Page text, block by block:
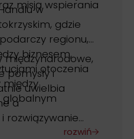
misją wspierania
w
gdzie
regionu,
biznesem,
otoczenia
między
globalnym
międzynarodowe,
pomysły i
uwielbia
a
rozwiązywanie
rozwiń